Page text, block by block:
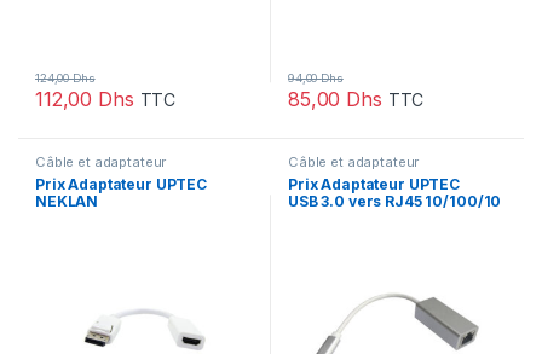
112,00 Dhs
124,00Dhs
TTC 85,00 Dhs
94,00Dhs
TTC
Câble et adaptateur
Prix Adaptateur UPTEC
NEKLAN
Câble et adaptateur
Prix Adaptateur UPTEC
USB 3.0 vers RJ45 10/100/10